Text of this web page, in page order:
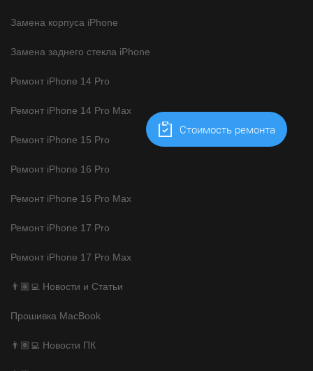
Замена корпуса iPhone
Замена заднего стекла iPhone
Ремонт iPhone 14 Pro
Ремонт iPhone 14 Pro Max
Ремонт iPhone 15 Pro
Ремонт iPhone 16 Pro
Ремонт iPhone 16 Pro Max
Ремонт iPhone 17 Pro
Ремонт iPhone 17 Pro Max
👨🏽‍💻 Новости и Статьи
Прошивка MacBook
👨🏽‍💻 Новости ПК
Cтоимость ремонта